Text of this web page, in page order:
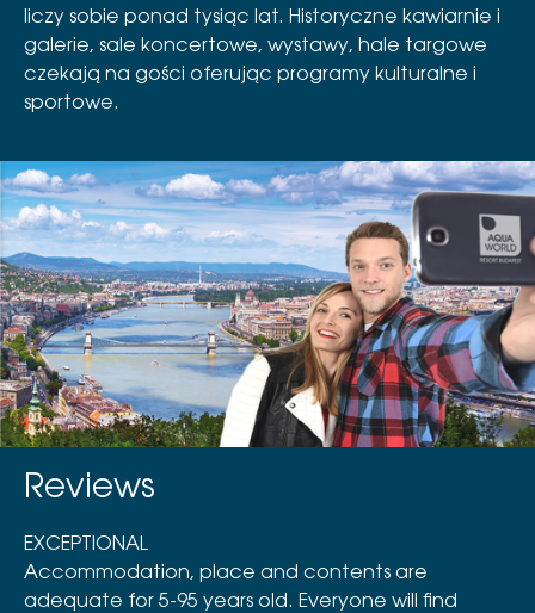
liczy sobie ponad tysiąc lat. Historyczne kawiarnie i
galerie, sale koncertowe, wystawy, hale targowe
czekają na gości oferując programy kulturalne i
sportowe.
Reviews
EXCEPTIONAL
Accommodation, place and contents are
adequate for 5-95 years old. Everyone will find